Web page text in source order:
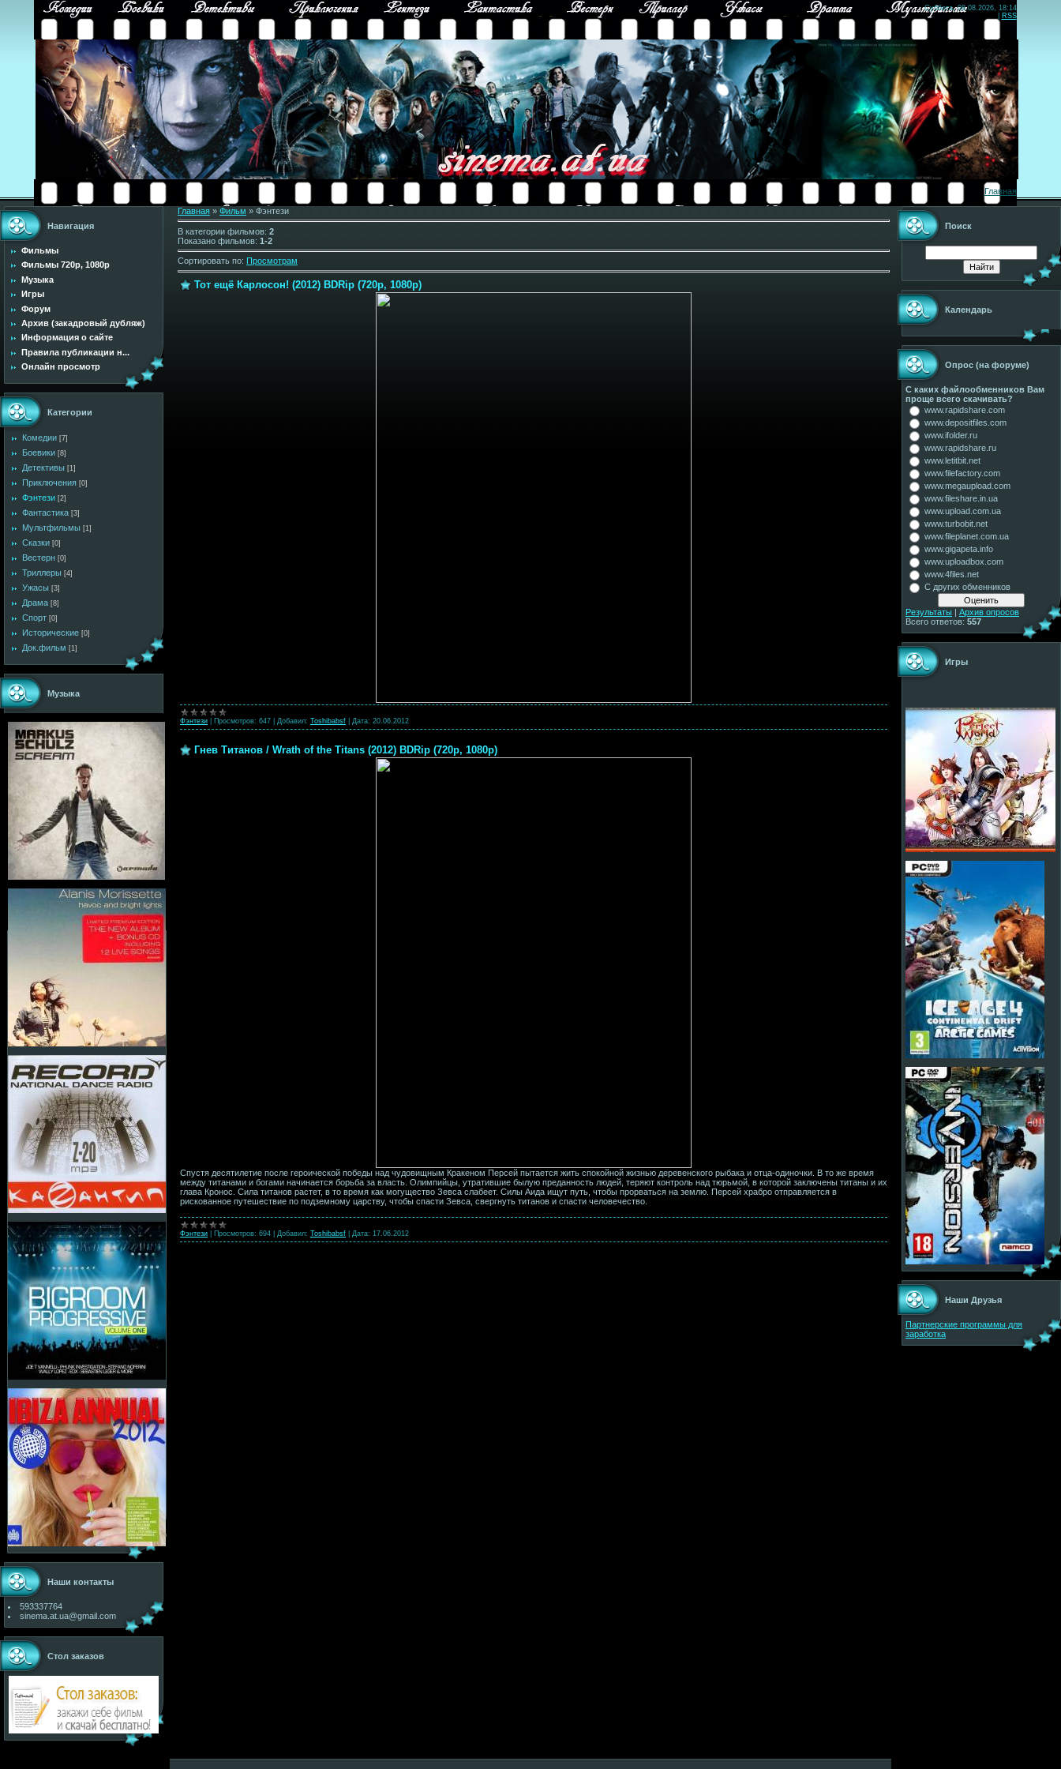
Суббота, 08.08.2026, 18:14
RSS
Главная
Навигация
Фильмы
Фильмы 720p, 1080p
Музыка
Игры
Форум
Архив (закадровый дубляж)
Информация о сайте
Правила публикации н...
Онлайн просмотр
Категории
Комедии [7]
Боевики [8]
Детективы [1]
Приключения [0]
Фэнтези [2]
Фантастика [3]
Мультфильмы [1]
Сказки [0]
Вестерн [0]
Триллеры [4]
Ужасы [3]
Драма [8]
Спорт [0]
Исторические [0]
Док.фильм [1]
Музыка
Наши контакты
593337764
sinema.at.ua@gmail.com
Стол заказов
Главная » Фильм » Фэнтези
В категории фильмов: 2
Показано фильмов: 1-2
Сортировать по: Просмотрам
Тот ещё Карлосон! (2012) BDRip (720p, 1080p)
Фэнтези Просмотров: 647 Добавил: Toshibabsf Дата: 20.06.2012
Гнев Титанов / Wrath of the Titans (2012) BDRip (720p, 1080p)
Спустя десятилетие после героической победы над чудовищным Кракеном Персей пытается жить спокойной жизнью деревенского рыбака и отца-одиночки. В то же время
между титанами и богами начинается борьба за власть. Олимпийцы, утратившие былую преданность людей, теряют контроль над тюрьмой, в которой заключены титаны и их
глава Кронос. Сила титанов растет, в то время как могущество Зевса слабеет. Силы Аида ищут путь, чтобы прорваться на землю. Персей храбро отправляется в
рискованное путешествие по подземному царству, чтобы спасти Зевса, свергнуть титанов и спасти человечество.
Фэнтези Просмотров: 694 Добавил: Toshibabsf Дата: 17.06.2012
Поиск
Календарь
Опрос (на форуме)
С каких файлообменников Вам
проще всего скачивать?
www.rapidshare.com
www.depositfiles.com
www.ifolder.ru
www.rapidshare.ru
www.letitbit.net
www.filefactory.com
www.megaupload.com
www.fileshare.in.ua
www.upload.com.ua
www.turbobit.net
www.fileplanet.com.ua
www.gigapeta.info
www.uploadbox.com
www.4files.net
С других обменников
Результаты | Архив опросов
Всего ответов: 557
Игры
Наши Друзья
Партнерские программы для
заработка